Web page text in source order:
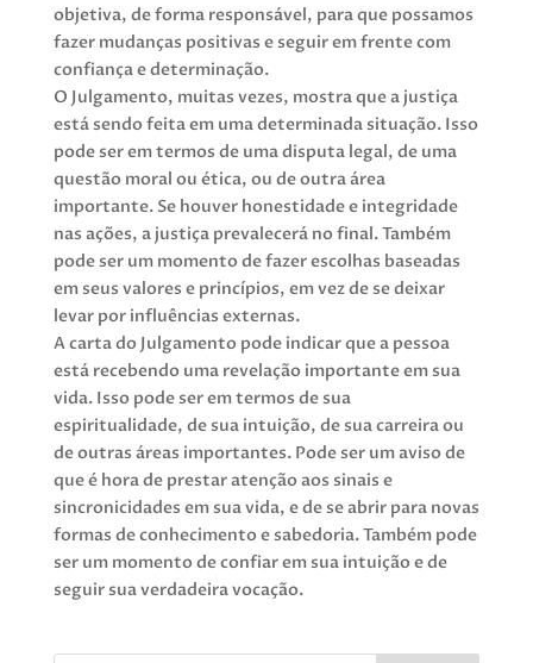
objetiva, de forma responsável, para que possamos
fazer mudanças positivas e seguir em frente com
confiança e determinação.
O Julgamento, muitas vezes, mostra que a justiça
está sendo feita em uma determinada situação. Isso
pode ser em termos de uma disputa legal, de uma
questão moral ou ética, ou de outra área
importante. Se houver honestidade e integridade
nas ações, a justiça prevalecerá no final. Também
pode ser um momento de fazer escolhas baseadas
em seus valores e princípios, em vez de se deixar
levar por influências externas.
A carta do Julgamento pode indicar que a pessoa
está recebendo uma revelação importante em sua
vida. Isso pode ser em termos de sua
espiritualidade, de sua intuição, de sua carreira ou
de outras áreas importantes. Pode ser um aviso de
que é hora de prestar atenção aos sinais e
sincronicidades em sua vida, e de se abrir para novas
formas de conhecimento e sabedoria. Também pode
ser um momento de confiar em sua intuição e de
seguir sua verdadeira vocação.